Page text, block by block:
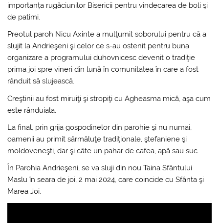
importanţa rugăciunilor Bisericii pentru vindecarea de boli şi
de patimi.
Preotul paroh Nicu Axinte a mulţumit soborului pentru că a
slujit la Andrieşeni şi celor ce s-au ostenit pentru buna
organizare a programului duhovnicesc devenit o tradiţie
prima joi spre vineri din lună în comunitatea în care a fost
rânduit să slujească.
Creştinii au fost miruiţi şi stropiţi cu Agheasma mică, aşa cum
este rânduiala.
La final, prin grija gospodinelor din parohie şi nu numai,
oamenii au primit sărmăluţe tradiţionale, ştefaniene şi
moldoveneşti, dar şi câte un pahar de cafea, apă sau suc.
În Parohia Andrieşeni, se va sluji din nou Taina Sfântului
Maslu în seara de joi, 2 mai 2024, care coincide cu Sfânta şi
Marea Joi.